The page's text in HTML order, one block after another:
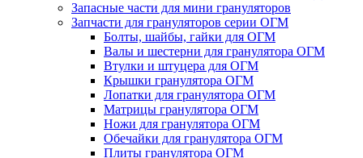
Запасные части для мини грануляторов
Запчасти для грануляторов серии ОГМ
Болты, шайбы, гайки для ОГМ
Валы и шестерни для гранулятора ОГМ
Втулки и штуцера для ОГМ
Крышки гранулятора ОГМ
Лопатки для гранулятора ОГМ
Матрицы гранулятора ОГМ
Ножи для гранулятора ОГМ
Обечайки для гранулятора ОГМ
Плиты гранулятора ОГМ